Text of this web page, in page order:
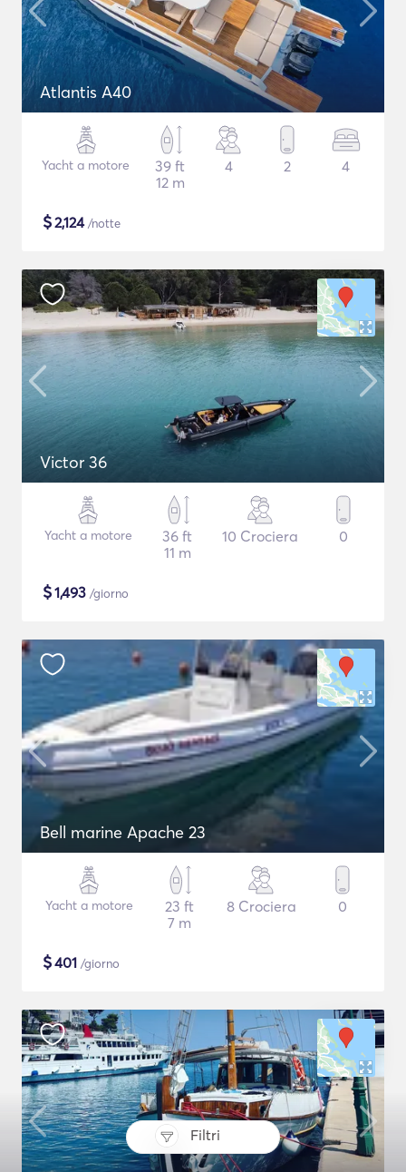
Filtri
Atlantis A40
Yacht a motore
39 ft
12 m
4 2 4
$2,124/notte
Victor 36
Yacht a motore
36 ft
11 m
10 Crociera 0
$1,493 /giorno
Bell marine Apache 23
Yacht a motore
23 ft
7 m
8 Crociera 0
$401 /giorno